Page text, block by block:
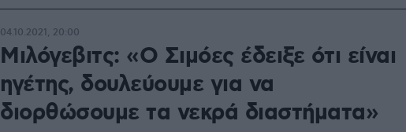
Μιλόγεβιτς: «Ο Σιμόες έδειξε ότι είναι
ηγέτης, δουλεύουμε για να
διορθώσουμε τα νεκρά διαστήματα»
04.10.2021, 20:00